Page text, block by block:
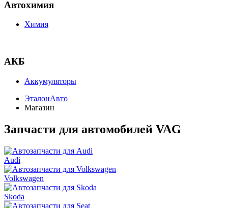
Автохимия
Химия
АКБ
Аккумуляторы
ЭталонАвто
Магазин
Запчасти для автомобилей VAG
Audi
Volkswagen
Skoda